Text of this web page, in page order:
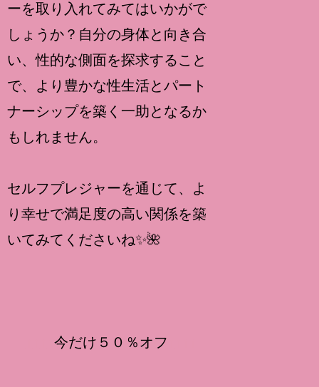
ーを取り入れてみてはいかがで
しょうか？自分の身体と向き合
い、性的な側面を探求すること
で、より豊かな性生活とパート
ナーシップを築く一助となるか
もしれません。
セルフプレジャーを通じて、よ
り幸せで満足度の高い関係を築
いてみてくださいね✨🌺
今だけ５０％オフ